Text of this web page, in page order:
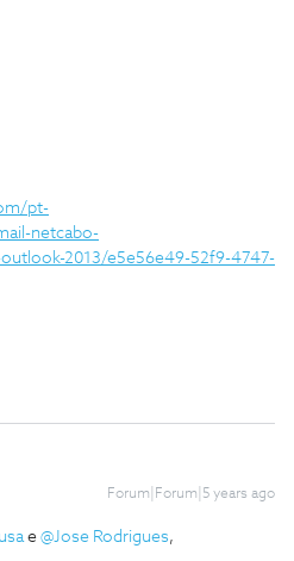
pt-
netcabo-
2013/e5e56e49-52f9-4747-
Forum|Forum|5 years ago
e @Jose Rodrigues,